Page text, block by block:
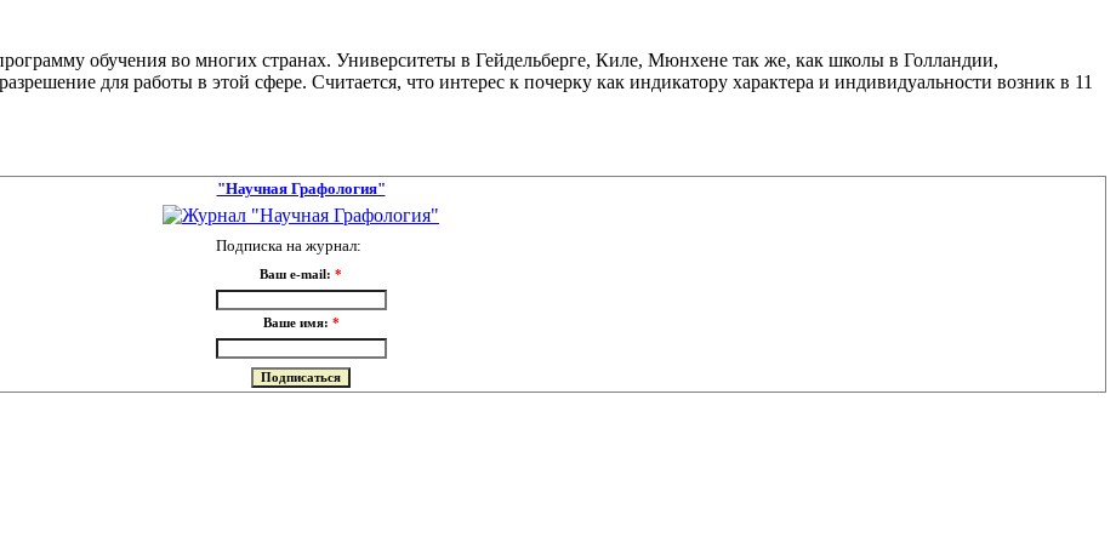
обучения во многих странах. Университеты в Гейдельберге, Киле, Мюнхене так же, как школы в Голландии,
для работы в этой сфере. Считается, что интерес к почерку как индикатору характера и индивидуальности возник в 11
"Научная Графология"
Подписка на журнал:
Ваш e-mail: *
Ваше имя: *